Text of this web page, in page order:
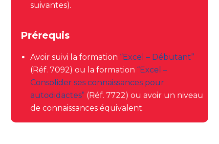
suivantes).
Prérequis
Avoir suivi la formation “Excel – Débutant”
(Réf. 7092) ou la formation “Excel –
Consolider ses connaissances pour
autodidactes” (Réf. 7722) ou avoir un niveau
de connaissances équivalent.